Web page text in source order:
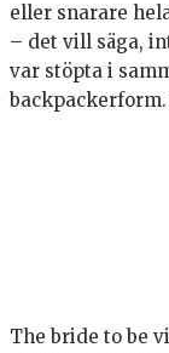
eller snarare
– det vill säga,
var stöpta i
The bride to be